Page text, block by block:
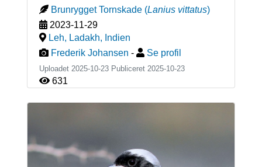
Brunrygget Tornskade (Lanius vittatus)
2023-11-29
Leh, Ladakh, Indien
Frederik Johansen - Se profil
Uploadet 2025-10-23 Publiceret 2025-10-23
631